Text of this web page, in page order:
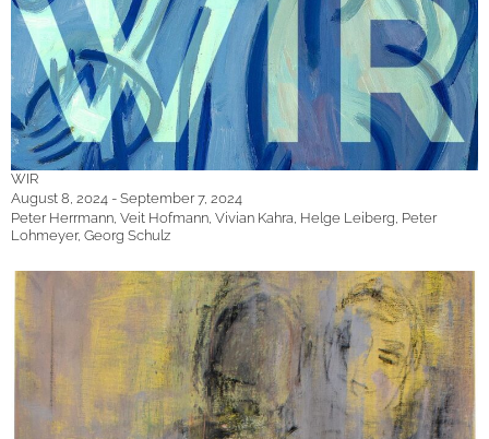
WIR
August 8, 2024 - September 7, 2024
Peter Herrmann, Veit Hofmann, Vivian Kahra, Helge Leiberg, Peter
Lohmeyer, Georg Schulz